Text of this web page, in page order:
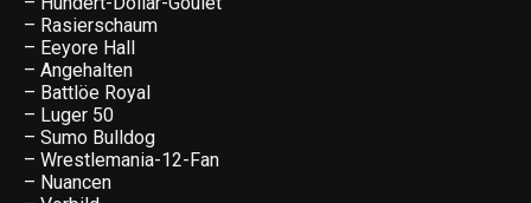
– Rasierschaum
– Eeyore Hall
– Angehalten
– Battlöe Royal
– Luger 50
– Sumo Bulldog
– Wrestlemania-12-Fan
– Nuancen